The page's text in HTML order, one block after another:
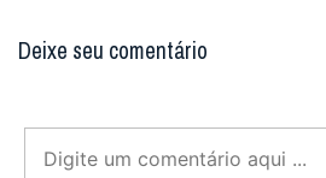
Deixe seu comentário